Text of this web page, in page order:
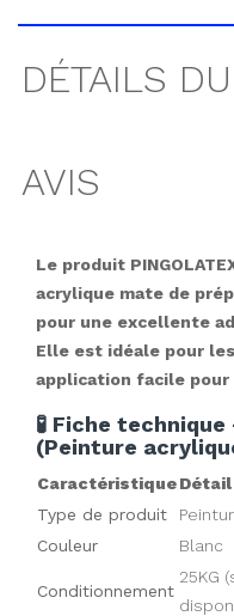
DÉTAILS
AVIS
Le produit
acrylique mate de
pour une excellente
Elle est idéale pour
application facile
🧪 Fiche technique
(Peinture
CaractéristiqueDétail
Type de produit
Couleur
Blanc
Conditionnement
25KG